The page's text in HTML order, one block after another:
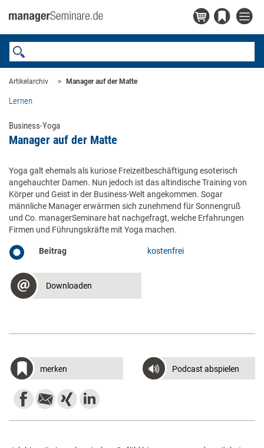
Artikelarchiv Manager auf der Matte
Lernen
Business-Yoga
Manager auf der Matte
Yoga galt ehemals als kuriose Freizeitbeschäftigung esoterisch
angehauchter Damen. Nun jedoch ist das altindische Training von
Körper und Geist in der Business-Welt angekommen. Sogar
männliche Manager erwärmen sich zunehmend für Sonnengruß
und Co. managerSeminare hat nachgefragt, welche Erfahrungen
Firmen und Führungskräfte mit Yoga machen.
Beitrag kostenfrei
Downloaden
merken Podcast abspielen